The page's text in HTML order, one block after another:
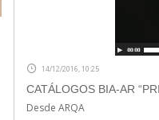
14/12/2016, 10:25
CATÁLOGOS BIA-AR
Desde ARQA